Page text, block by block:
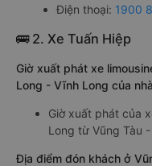
Điện thoại: 1900
🚌 2. Xe Tuấn Hiệp
Giờ xuất phát xe
Long - Vĩnh Long của
Giờ xuất phát của
Long từ Vũng Tàu
Địa điểm đón khách ở